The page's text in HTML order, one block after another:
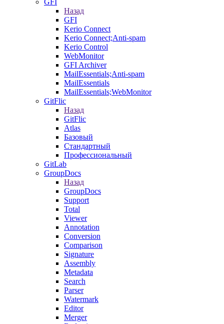
GFI
Назад
GFI
Kerio Connect
Kerio Connect;Anti-spam
Kerio Control
WebMonitor
GFI Archiver
MailEssentials;Anti-spam
MailEssentials
MailEssentials;WebMonitor
GitFlic
Назад
GitFlic
Atlas
Базовый
Стандартный
Профессиональный
GitLab
GroupDocs
Назад
GroupDocs
Support
Total
Viewer
Annotation
Conversion
Comparison
Signature
Assembly
Metadata
Search
Parser
Watermark
Editor
Merger